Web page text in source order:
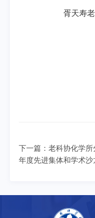
胥天寿
下一篇： 老科协化学
年度先进集体和学术